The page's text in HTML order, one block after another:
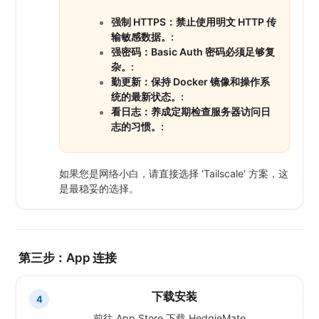
强制 HTTPS：禁止使用明文 HTTP 传
输敏感数据。:
强密码：Basic Auth 密码必须足够复
杂。:
勤更新：保持 Docker 镜像和操作系
统的最新状态。:
看日志：养成定期检查服务器访问日
志的习惯。:
如果您是网络小白，请直接选择 'Tailscale' 方案，这
是最稳妥的选择。
第三步：App 连接
4 下载安装